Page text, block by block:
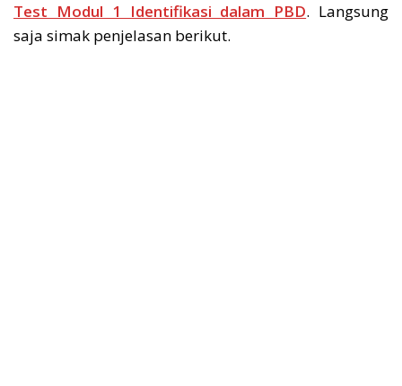
Test Modul 1 Identifikasi dalam PBD. Langsung
saja simak penjelasan berikut.